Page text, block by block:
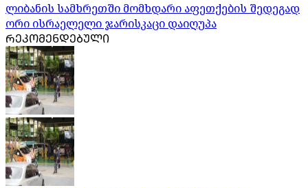
ლიბანის სამხრეთში მომხდარი აფეთქების შედეგად
ორი ისრაელელი ჯარისკაცი დაიღუპა
ᲠᲔᲙᲝᲛᲔᲜᲓᲔᲑᲣᲚᲘ